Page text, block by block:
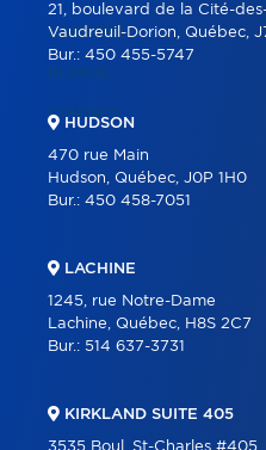
CARRIÈRE
BLOGUE
CONTACT
21, boulevard de la Cité-
Vaudreuil-Dorion, Québec,
Bur.: 450 455-5747
HUDSON
470 rue Main
Hudson, Québec, J0P 1H0
Bur.: 450 458-7051
LACHINE
1245, rue Notre-Dame
Lachine, Québec, H8S 2C7
Bur.: 514 637-3731
KIRKLAND SUITE 405
3535 Boul. St-Charles #405